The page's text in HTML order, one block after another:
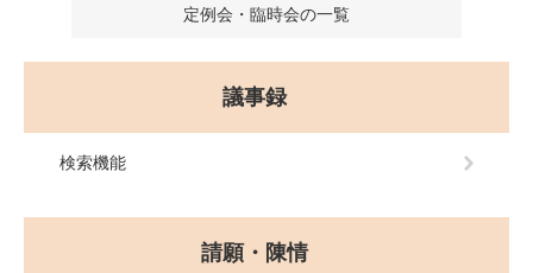
定例会・臨時会の一覧
議事録
検索機能
請願・陳情